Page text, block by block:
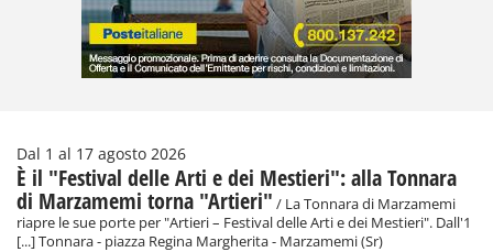
Dal 1 al 17 agosto 2026
È il "Festival delle Arti e dei Mestieri": alla Tonnara
di Marzamemi torna "Artieri" / La Tonnara di Marzamemi
riapre le sue porte per "Artieri – Festival delle Arti e dei Mestieri". Dall'1
[...] Tonnara - piazza Regina Margherita - Marzamemi (Sr)